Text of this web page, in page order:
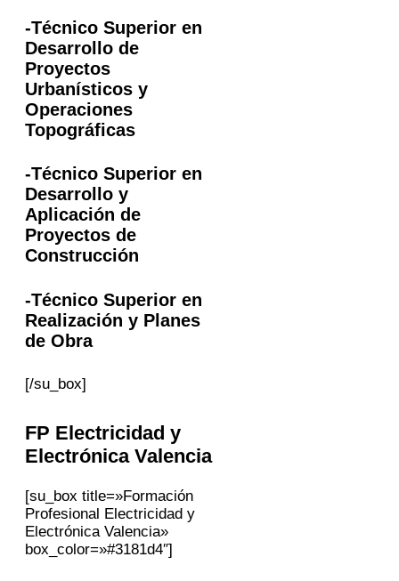
-Técnico Superior en
Desarrollo de
Proyectos
Urbanísticos y
Operaciones
Topográficas
-Técnico Superior en
Desarrollo y
Aplicación de
Proyectos de
Construcción
-Técnico Superior en
Realización y Planes
de Obra
[/su_box]
FP Electricidad y
Electrónica Valencia
[su_box title=»Formación
Profesional Electricidad y
Electrónica Valencia»
box_color=»#3181d4″]